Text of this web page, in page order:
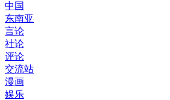
中国
东南亚
言论
社论
评论
交流站
漫画
娱乐